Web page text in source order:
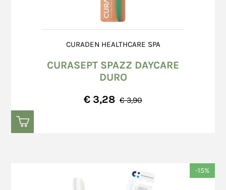
CURADEN HEALTHCARE SPA
CURASEPT SPAZZ DAYCARE
DURO
€ 3,28 € 3,90
-15%